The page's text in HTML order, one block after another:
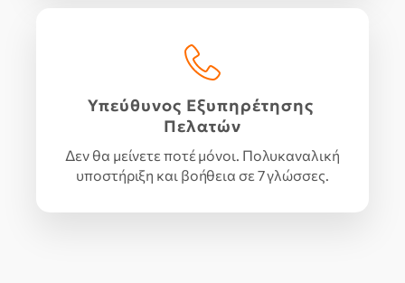
Υπεύθυνος Εξυπηρέτησης
Πελατών
Δεν θα μείνετε ποτέ μόνοι. Πολυκαναλική
υποστήριξη και βοήθεια σε 7 γλώσσες.